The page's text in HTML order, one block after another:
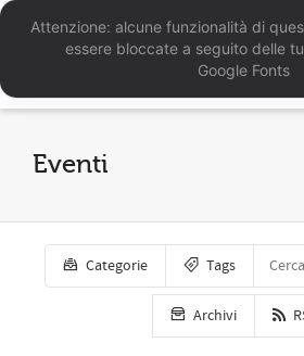
Eventi
Categorie Tags
Archivi
Attenzione: alcune funzionalità di
essere bloccate a seguito delle
Google Fonts